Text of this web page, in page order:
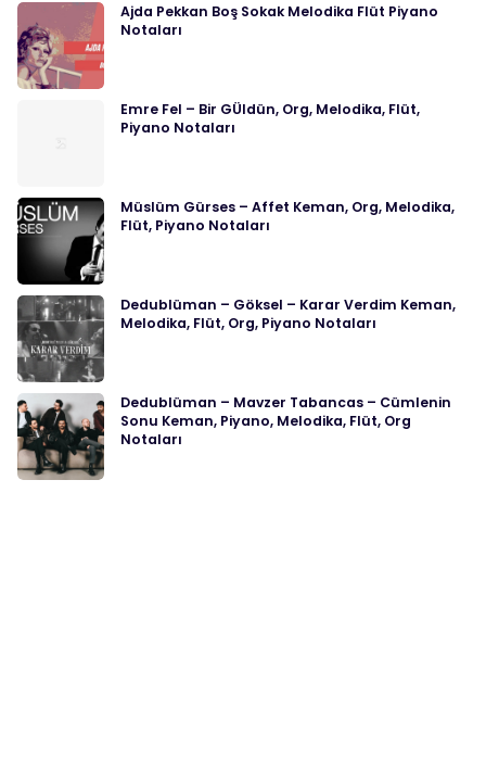
Ajda Pekkan Boş Sokak Melodika Flüt Piyano
Notaları
Emre Fel – Bir GÜldün, Org, Melodika, Flüt,
Piyano Notaları
Müslüm Gürses – Affet Keman, Org, Melodika,
Flüt, Piyano Notaları
Dedublüman – Göksel – Karar Verdim Keman,
Melodika, Flüt, Org, Piyano Notaları
Dedublüman – Mavzer Tabancas – Cümlenin
Sonu Keman, Piyano, Melodika, Flüt, Org
Notaları